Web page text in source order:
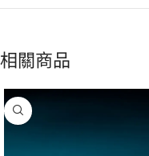
相關商品